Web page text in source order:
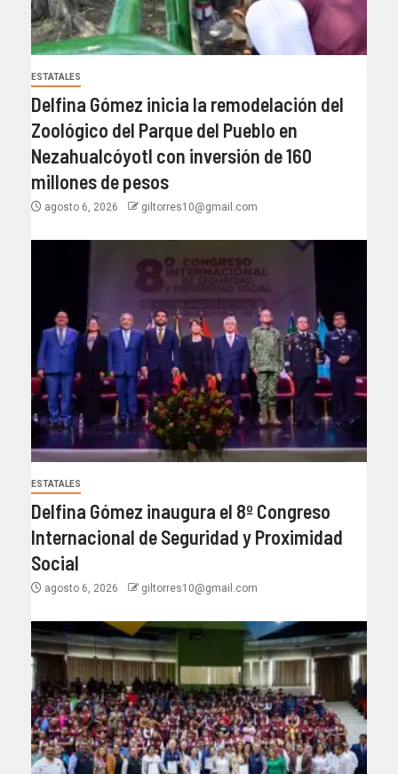
ESTATALES
Delfina Gómez inicia la remodelación del
Zoológico del Parque del Pueblo en
Nezahualcóyotl con inversión de 160
millones de pesos
agosto 6, 2026 giltorres10@gmail.com
ESTATALES
Delfina Gómez inaugura el 8º Congreso
Internacional de Seguridad y Proximidad
Social
agosto 6, 2026 giltorres10@gmail.com